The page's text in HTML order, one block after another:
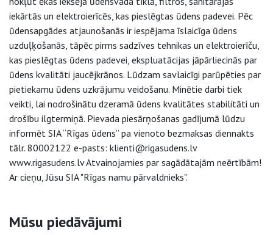
iekārtās un elektroierīcēs, kas pieslēgtas ūdens padevei. Pēc
ūdensapgādes atjaunošanās ir iespējama īslaicīga ūdens
uzduļķošanās, tāpēc pirms sadzīves tehnikas un elektroierīču,
kas pieslēgtas ūdens padevei, ekspluatācijas jāpārliecinās par
ūdens kvalitāti jaucējkrānos. Lūdzam savlaicīgi parūpēties par
pietiekamu ūdens uzkrājumu veidošanu. Minētie darbi tiek
veikti, lai nodrošinātu dzeramā ūdens kvalitātes stabilitāti un
drošību ilgtermiņā. Pievada piesārņošanas gadījumā lūdzu
informēt SIA “Rīgas ūdens” pa vienoto bezmaksas diennakts
tālr. 80002122 e-pasts: klienti@rigasudens.lv
www.rigasudens.lv Atvainojamies par sagādātajām neērtībām!
Ar cieņu, Jūsu SIA "Rīgas namu pārvaldnieks".
Sāna navigācija
Mūsu piedāvājumi